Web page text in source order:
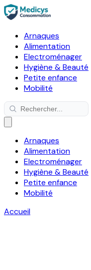
Arnaques
Alimentation
Electroménager
Hygiène & Beauté
Petite enfance
Mobilité
Arnaques
Alimentation
Electroménager
Hygiène & Beauté
Petite enfance
Mobilité
Accueil